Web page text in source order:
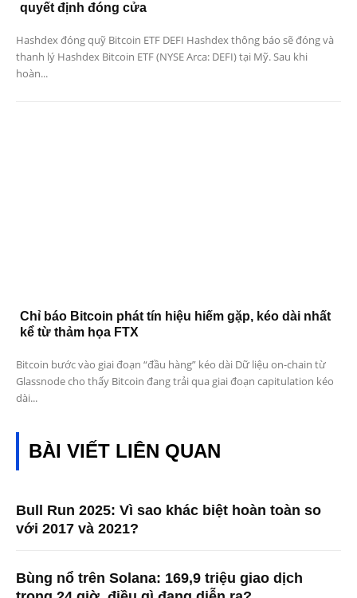
quyết định đóng cửa
Hashdex đóng quỹ Bitcoin ETF DEFI Hashdex thông báo sẽ đóng và
thanh lý Hashdex Bitcoin ETF (NYSE Arca: DEFI) tại Mỹ. Sau khi
hoàn...
Chỉ báo Bitcoin phát tín hiệu hiếm gặp, kéo dài nhất
kể từ thảm họa FTX
Bitcoin bước vào giai đoạn “đầu hàng” kéo dài Dữ liệu on-chain từ
Glassnode cho thấy Bitcoin đang trải qua giai đoạn capitulation kéo
dài...
BÀI VIẾT LIÊN QUAN
Bull Run 2025: Vì sao khác biệt hoàn toàn so
với 2017 và 2021?
Bùng nổ trên Solana: 169,9 triệu giao dịch